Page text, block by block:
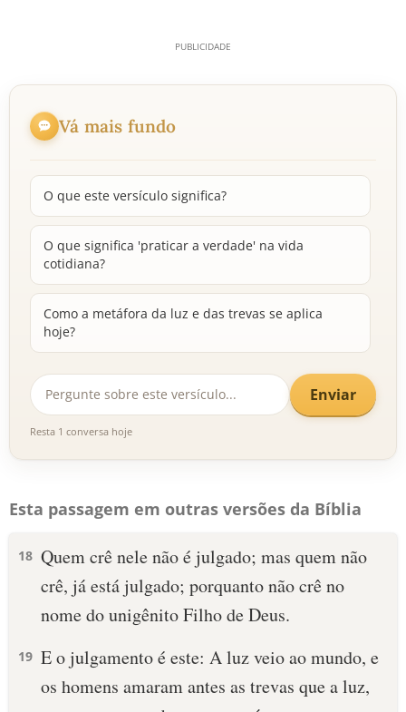
Vá mais fundo
O que este versículo significa?
O que significa 'praticar a verdade' na vida
cotidiana?
Como a metáfora da luz e das trevas se aplica
hoje?
Enviar
Resta 1 conversa hoje
Esta passagem em outras versões da Bíblia
18 Quem crê nele não é julgado; mas quem não
crê, já está julgado; porquanto não crê no
nome do unigênito Filho de Deus.
19 E o julgamento é este: A luz veio ao mundo, e
os homens amaram antes as trevas que a luz,